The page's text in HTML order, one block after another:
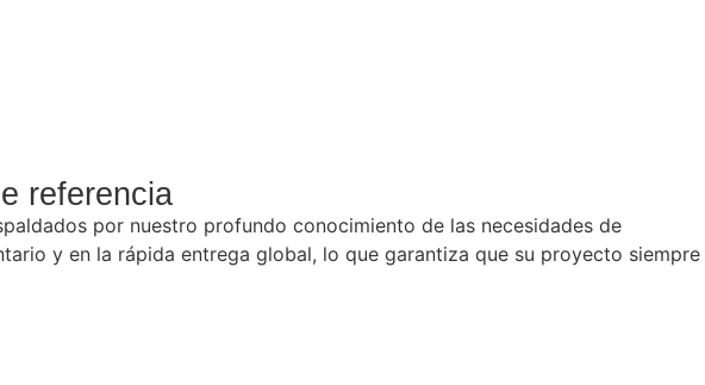
referencia
por nuestro profundo conocimiento de las necesidades de
y en la rápida entrega global, lo que garantiza que su proyecto siempre